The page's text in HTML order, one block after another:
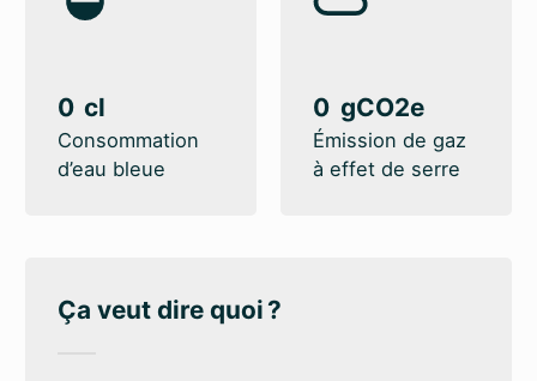
0
Consommation
d’eau bleue
0
Émission de gaz
à effet de serre
Ça veut dire quoi ?